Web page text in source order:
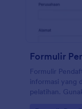
Formulir
Formulir
informasi yang
pelatihan.